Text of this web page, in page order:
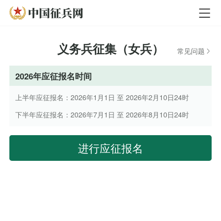
义务兵征集（女兵） 常见问题
2026年应征报名时间
上半年应征报名：2026年1月1日 至 2026年2月10日24时
下半年应征报名：2026年7月1日 至 2026年8月10日24时
进行应征报名